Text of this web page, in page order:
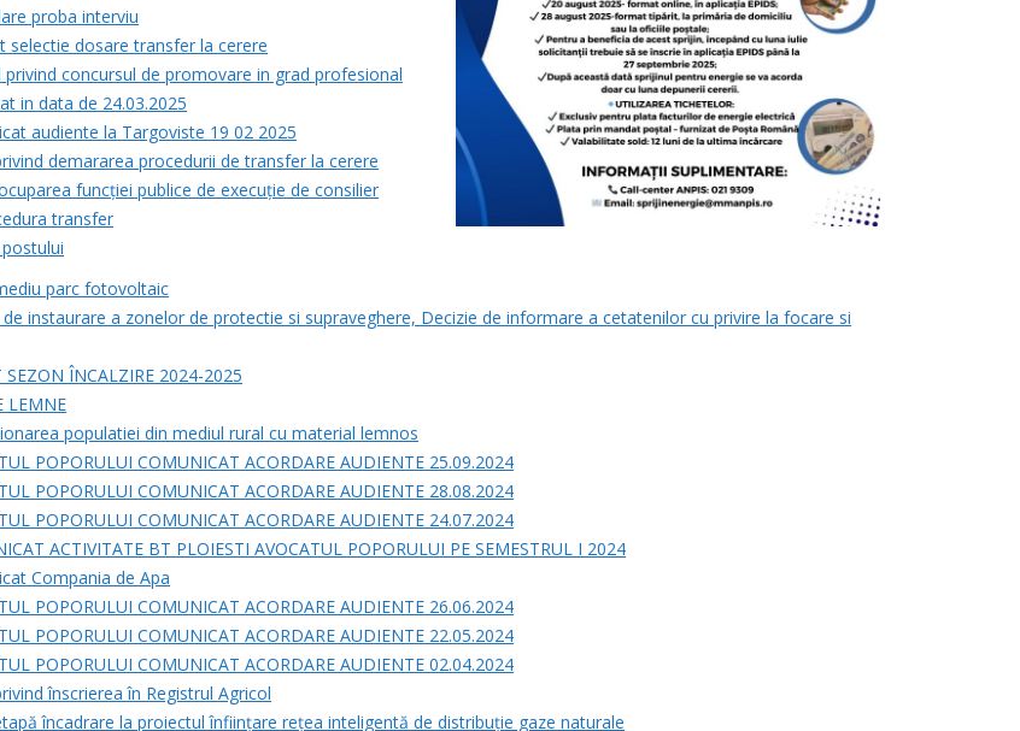
proba interviu
selectie dosare transfer la cerere
privind concursul de promovare in grad profesional
in data de 24.03.2025
audiente la Targoviste 19 02 2025
demararea procedurii de transfer la cerere
funcției publice de execuție de consilier
transfer
parc fotovoltaic
de instaurare a zonelor de protectie si supraveghere, Decizie de informare a cetatenilor cu privire la focare si
SEZON ÎNCALZIRE 2024-2025
LEMNE
populatiei din mediul rural cu material lemnos
POPORULUI COMUNICAT ACORDARE AUDIENTE 25.09.2024
POPORULUI COMUNICAT ACORDARE AUDIENTE 28.08.2024
POPORULUI COMUNICAT ACORDARE AUDIENTE 24.07.2024
ACTIVITATE BT PLOIESTI AVOCATUL POPORULUI PE SEMESTRUL I 2024
Compania de Apa
POPORULUI COMUNICAT ACORDARE AUDIENTE 26.06.2024
POPORULUI COMUNICAT ACORDARE AUDIENTE 22.05.2024
POPORULUI COMUNICAT ACORDARE AUDIENTE 02.04.2024
înscrierea în Registrul Agricol
încadrare la proiectul înființare rețea inteligentă de distribuție gaze naturale